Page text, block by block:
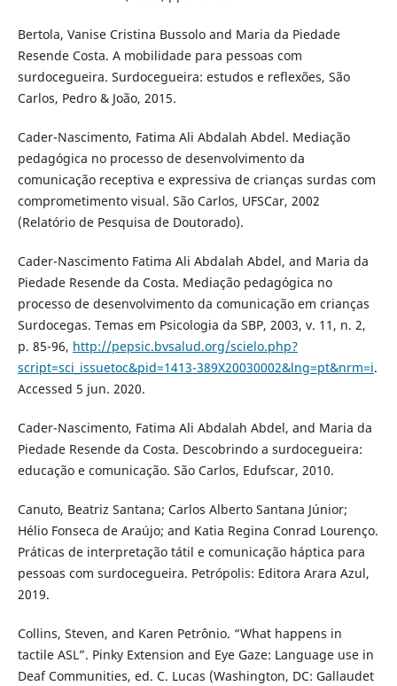
Bertola, Vanise Cristina Bussolo and Maria da Piedade
Resende Costa. A mobilidade para pessoas com
surdocegueira. Surdocegueira: estudos e reflexões, São
Carlos, Pedro & João, 2015.
Cader-Nascimento, Fatima Ali Abdalah Abdel. Mediação
pedagógica no processo de desenvolvimento da
comunicação receptiva e expressiva de crianças surdas com
comprometimento visual. São Carlos, UFSCar, 2002
(Relatório de Pesquisa de Doutorado).
Cader-Nascimento Fatima Ali Abdalah Abdel, and Maria da
Piedade Resende da Costa. Mediação pedagógica no
processo de desenvolvimento da comunicação em crianças
Surdocegas. Temas em Psicologia da SBP, 2003, v. 11, n. 2,
p. 85-96, http://pepsic.bvsalud.org/scielo.php?
script=sci_issuetoc&pid=1413-389X20030002&lng=pt&nrm=i.
Accessed 5 jun. 2020.
Cader-Nascimento, Fatima Ali Abdalah Abdel, and Maria da
Piedade Resende da Costa. Descobrindo a surdocegueira:
educação e comunicação. São Carlos, Edufscar, 2010.
Canuto, Beatriz Santana; Carlos Alberto Santana Júnior;
Hélio Fonseca de Araújo; and Katia Regina Conrad Lourenço.
Práticas de interpretação tátil e comunicação háptica para
pessoas com surdocegueira. Petrópolis: Editora Arara Azul,
2019.
Collins, Steven, and Karen Petrônio. “What happens in
tactile ASL”. Pinky Extension and Eye Gaze: Language use in
Deaf Communities, ed. C. Lucas (Washington, DC: Gallaudet